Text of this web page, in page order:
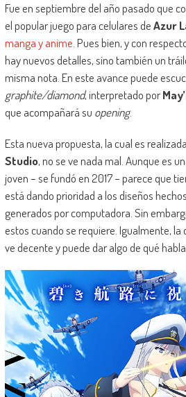
Fue en septiembre del año pasado que
el popular juego para celulares deAzur
manga y anime . Pues bien, y con
hay nuevos detalles, sino también un
misma nota. En este avance puede
graphite/diamond, interpretado por
que acompañará su opening.
Esta nueva propuesta, la cual es
Studio, no se ve nada mal. Aunque es
joven – se fundó en 2017 – parece que
está dando prioridad a los diseños
generados por computadora. Sin
estos cuando se requiere. Igualmente, la
ve decente y puede dar algo de qué